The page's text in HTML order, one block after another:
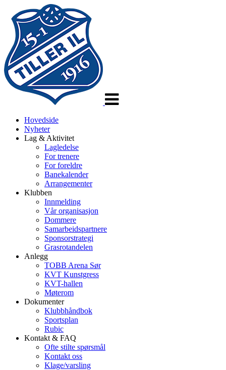
Hovedside
Nyheter
Lag & Aktivitet
Lagledelse
For trenere
For foreldre
Banekalender
Arrangementer
Klubben
Innmelding
Vår organisasjon
Dommere
Samarbeidspartnere
Sponsorstrategi
Grasrotandelen
Anlegg
TOBB Arena Sør
KVT Kunstgress
KVT-hallen
Møterom
Dokumenter
Klubbhåndbok
Sportsplan
Rubic
Kontakt & FAQ
Ofte stilte spørsmål
Kontakt oss
Klage/varsling